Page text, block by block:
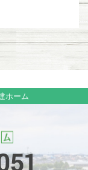
ホーム